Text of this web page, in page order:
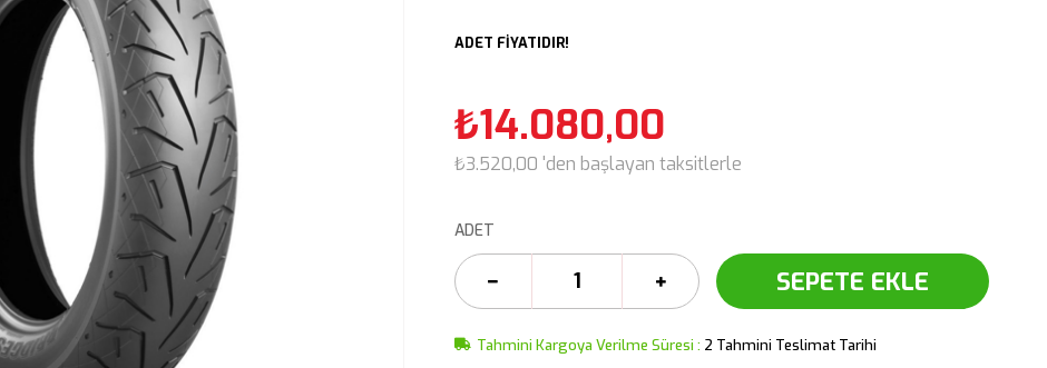
ADET FİYATIDIR!
₺14.080,00
₺3.520,00 'den başlayan taksitlerle
ADET
Tahmini Kargoya Verilme Süresi : 2 Tahmini Teslimat Tarihi